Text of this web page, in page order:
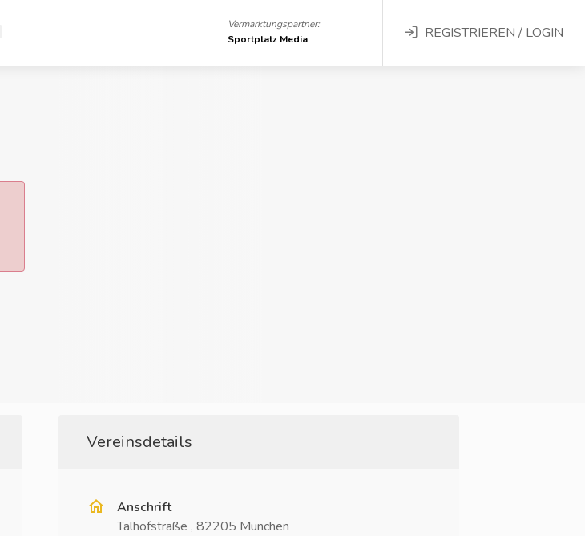
Vermarktungspartner:
Sportplatz Media
REGISTRIEREN / LOGIN
Vereinsdetails
Anschrift
Talhofstraße , 82205 München